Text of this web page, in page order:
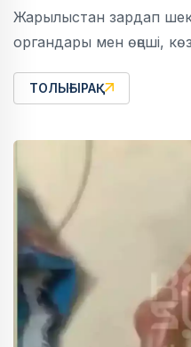
Жарылыстан зардап
органдары мен өңеші,
ТОЛЫҒЫРАҚ